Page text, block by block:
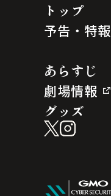
トップ
予告・特報
あらすじ
劇場情報
グッズ